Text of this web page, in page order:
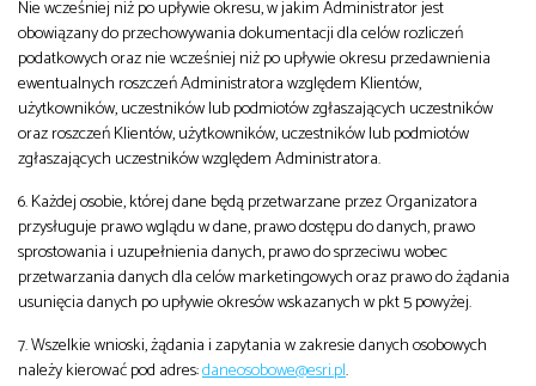
Nie wcześniej niż po upływie okresu, w jakim Administrator jest
obowiązany do przechowywania dokumentacji dla celów rozliczeń
podatkowych oraz nie wcześniej niż po upływie okresu przedawnienia
ewentualnych roszczeń Administratora względem Klientów,
użytkowników, uczestników lub podmiotów zgłaszających uczestników
oraz roszczeń Klientów, użytkowników, uczestników lub podmiotów
zgłaszających uczestników względem Administratora.
6. Każdej osobie, której dane będą przetwarzane przez Organizatora
przysługuje prawo wglądu w dane, prawo dostępu do danych, prawo
sprostowania i uzupełnienia danych, prawo do sprzeciwu wobec
przetwarzania danych dla celów marketingowych oraz prawo do żądania
usunięcia danych po upływie okresów wskazanych w pkt 5 powyżej.
7. Wszelkie wnioski, żądania i zapytania w zakresie danych osobowych
należy kierować pod adres:daneosobowe@esri.pl.